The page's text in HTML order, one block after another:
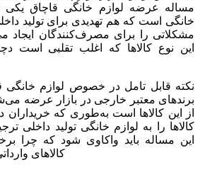
مساله عرضه لوازم خانگی قاچاق یکی
خانگی است که هم تهدیدی برای تولید
مشکلاتی را برای مصرف‌کنندگان ایجاد
این نوع کالا‌ها که اغلب تقلبی است
برندهای معتبر خارجی در بازار عرضه
‌از این کالاها است به‌طوری که ‌خریداران
کالاها را به لوازم خانگی تولید داخلی
این مساله باید واکاوی شود که چرا
کالاهای